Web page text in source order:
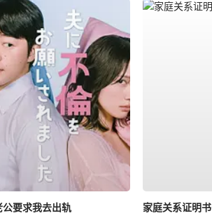
公要求我去出轨
家庭关系证明书